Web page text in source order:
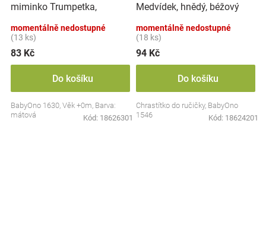
miminko Trumpetka,
momentálně nedostupné
(13 ks)
83 Kč
Do košíku
BabyOno 1630, Věk +0m, Barva:
mátová
Kód: 18626301
Medvídek, hnědý, béžový
momentálně nedostupné
(18 ks)
94 Kč
Do košíku
Chrastítko do ručičky, BabyOno
1546
Kód: 18624201